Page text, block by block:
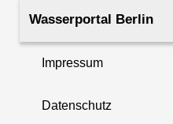
Wasserportal Berlin
Impressum
Datenschutz